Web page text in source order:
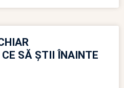
SĂ ȘTII ÎNAINTE